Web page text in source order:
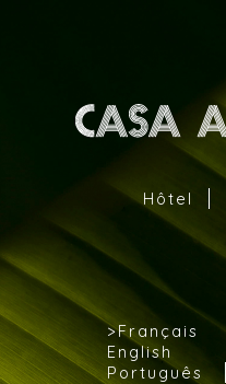
Hôtel
Français
English
Português